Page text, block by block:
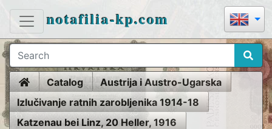
notafilia-kp.com
HomeCatalog
Austrija i Austro-Ugarska
Izlučivanje ratnih zarobljenika 1914-18
Katzenau bei Linz, 20 Heller, 1916